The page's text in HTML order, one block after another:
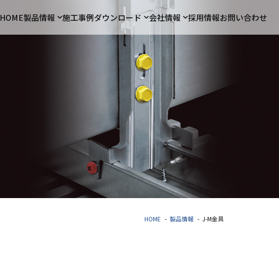
HOME製品情報 施工事例ダウンロード 会社情報 採用情報お問い合わせ
HOME 製品情報 J-M金具